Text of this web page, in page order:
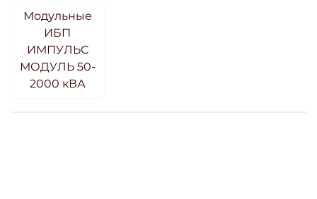
Модульные
ИБП
ИМПУЛЬС
МОДУЛЬ 50-
2000 кВА